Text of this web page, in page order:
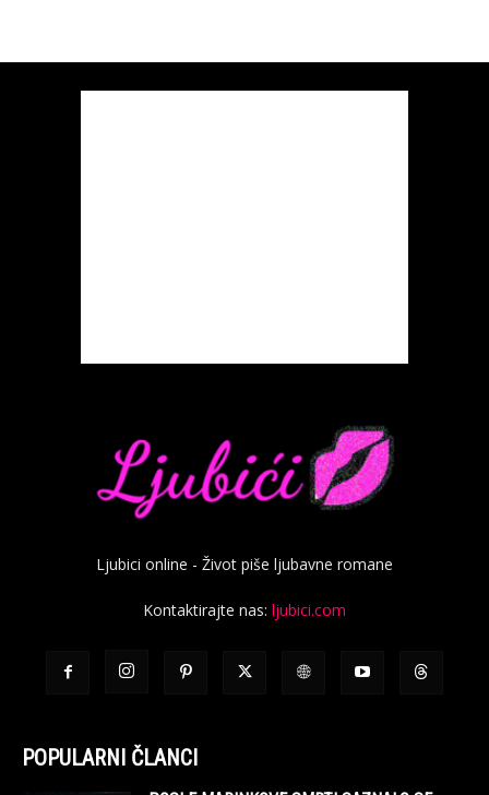
Ljubici online - Život piše ljubavne romane
Kontaktirajte nas: ljubici.com
POPULARNI ČLANCI